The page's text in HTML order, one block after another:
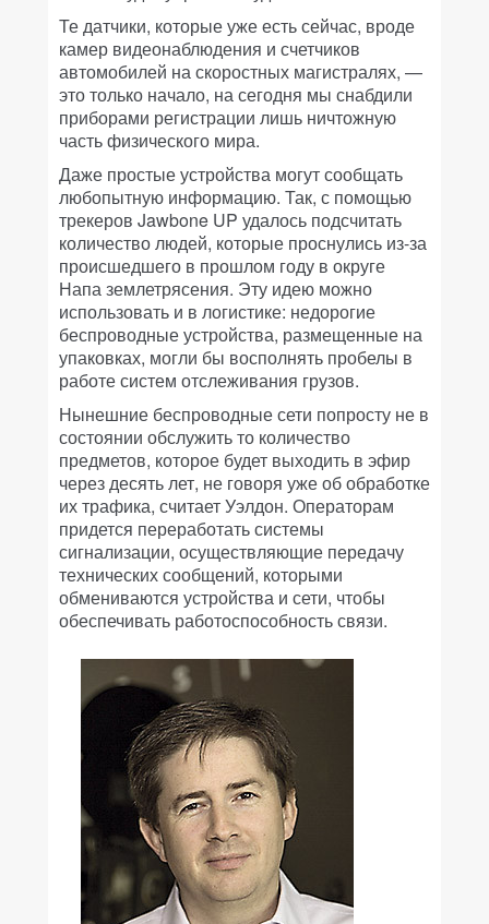
Те датчики, которые уже есть сейчас, вроде
камер видеонаблюдения и счетчиков
автомобилей на скоростных магистралях, —
это только начало, на сегодня мы снабдили
приборами регистрации лишь ничтожную
часть физического мира.
Даже простые устройства могут сообщать
любопытную информацию. Так, с помощью
трекеров Jawbone UP удалось подсчитать
количество людей, которые проснулись из-за
происшедшего в прошлом году в округе
Напа землетрясения. Эту идею можно
использовать и в логистике: недорогие
беспроводные устройства, размещенные на
упаковках, могли бы восполнять пробелы в
работе систем отслеживания грузов.
Нынешние беспроводные сети попросту не в
состоянии обслужить то количество
предметов, которое будет выходить в эфир
через десять лет, не говоря уже об обработке
их трафика, считает Уэлдон. Операторам
придется переработать системы
сигнализации, осуществляющие передачу
технических сообщений, которыми
обмениваются устройства и сети, чтобы
обеспечивать работоспособность связи.